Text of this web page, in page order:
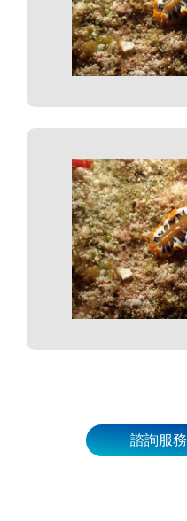
諮詢服務